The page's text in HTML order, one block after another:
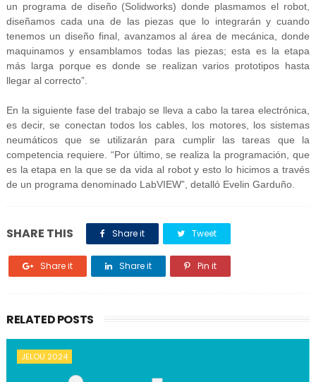
un programa de diseño (Solidworks) donde plasmamos el robot,
diseñamos cada una de las piezas que lo integrarán y cuando
tenemos un diseño final, avanzamos al área de mecánica, donde
maquinamos y ensamblamos todas las piezas; esta es la etapa
más larga porque es donde se realizan varios prototipos hasta
llegar al correcto”.
En la siguiente fase del trabajo se lleva a cabo la tarea electrónica,
es decir, se conectan todos los cables, los motores, los sistemas
neumáticos que se utilizarán para cumplir las tareas que la
competencia requiere. “Por último, se realiza la programación, que
es la etapa en la que se da vida al robot y esto lo hicimos a través
de un programa denominado LabVIEW”, detalló Evelin Garduño.
SHARE THIS Share it Tweet
Share it Share it Pin it
RELATED POSTS
JELOU 2024